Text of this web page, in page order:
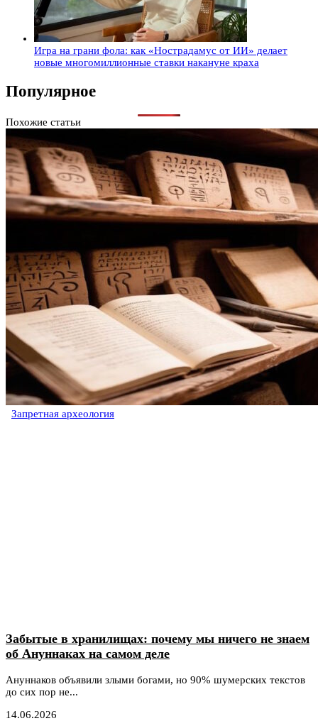
Игра на грани фола: как «Нострадамус от ИИ» делает
новые многомиллионные ставки накануне краха
Популярное
Похожие статьи
Запретная археология
Забытые в хранилищах: почему мы ничего не знаем
об Ануннаках на самом деле
Ануннаков объявили злыми богами, но 90% шумерских текстов
до сих пор не...
14.06.2026